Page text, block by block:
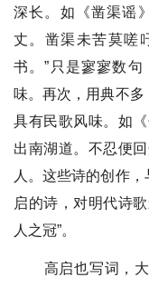
深长。如《凿渠谣
丈。凿渠未苦莫嗟
书。”只是寥寥数
味。再次，用典不
具有民歌风味。如
出南湖道。不忍便
人。这些诗的创作
启的诗，对明代诗
人之冠”。
高启也写词，大